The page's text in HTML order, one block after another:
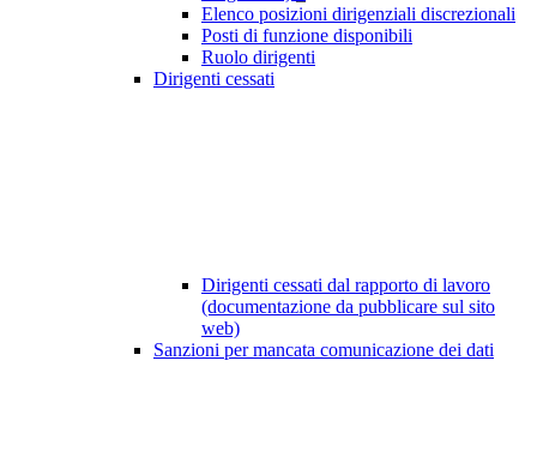
Elenco posizioni dirigenziali discrezionali
Posti di funzione disponibili
Ruolo dirigenti
Dirigenti cessati
Dirigenti cessati dal rapporto di lavoro
(documentazione da pubblicare sul sito
web)
Sanzioni per mancata comunicazione dei dati